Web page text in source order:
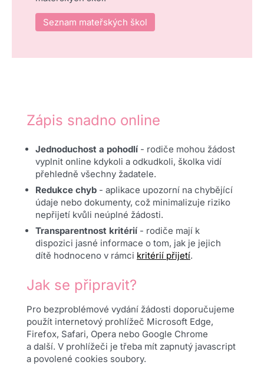
Seznam mateřských škol
Zápis snadno online
Jednoduchost a pohodlí - rodiče mohou žádost
vyplnit online kdykoli a odkudkoli, školka vidí
přehledně všechny žadatele.
Redukce chyb - aplikace upozorní na chybějící
údaje nebo dokumenty, což minimalizuje riziko
nepřijetí kvůli neúplné žádosti.
Transparentnost kritérií - rodiče mají k
dispozici jasné informace o tom, jak je jejich
dítě hodnoceno v rámci kritérií přijetí.
Jak se připravit?
Pro bezproblémové vydání žádosti doporučujeme
použít internetový prohlížeč Microsoft Edge,
Firefox, Safari, Opera nebo Google Chrome
a další. V prohlížeči je třeba mít zapnutý javascript
a povolené cookies soubory.